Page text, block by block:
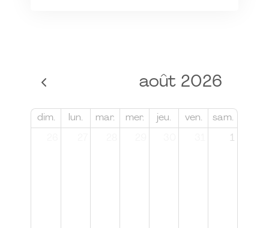
août 2026
dim. lun. mar. mer. jeu. ven. sam.
1